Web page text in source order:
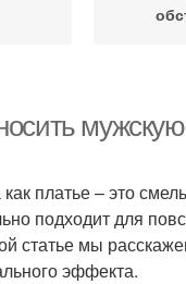
платье – это
подходит для
статье мы
эффекта.